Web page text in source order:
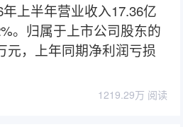
上半年营业收入17.36亿
。归属于上市公司股东的
元，上年同期净利润亏损
1219.29万 阅读